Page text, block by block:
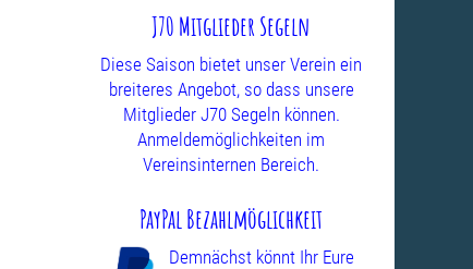
J70 Mitglieder Segeln
Diese Saison bietet unser Verein ein
breiteres Angebot, so dass unsere
Mitglieder J70 Segeln können.
Anmeldemöglichkeiten im
Vereinsinternen Bereich.
PayPal Bezahlmöglichkeit
Demnächst könnt Ihr Eure